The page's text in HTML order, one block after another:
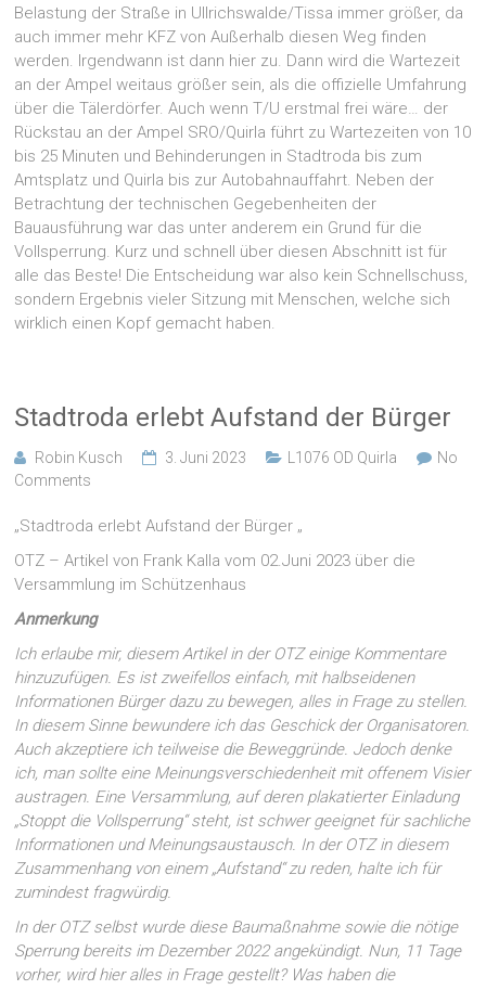
Belastung der Straße in Ullrichswalde/Tissa immer größer, da
auch immer mehr KFZ von Außerhalb diesen Weg finden
werden. Irgendwann ist dann hier zu. Dann wird die Wartezeit
an der Ampel weitaus größer sein, als die offizielle Umfahrung
über die Tälerdörfer. Auch wenn T/U erstmal frei wäre… der
Rückstau an der Ampel SRO/Quirla führt zu Wartezeiten von 10
bis 25 Minuten und Behinderungen in Stadtroda bis zum
Amtsplatz und Quirla bis zur Autobahnauffahrt. Neben der
Betrachtung der technischen Gegebenheiten der
Bauausführung war das unter anderem ein Grund für die
Vollsperrung. Kurz und schnell über diesen Abschnitt ist für
alle das Beste! Die Entscheidung war also kein Schnellschuss,
sondern Ergebnis vieler Sitzung mit Menschen, welche sich
wirklich einen Kopf gemacht haben.
Stadtroda erlebt Aufstand der Bürger
Robin Kusch 3. Juni 2023 L1076 OD Quirla
No
Comments
„Stadtroda erlebt Aufstand der Bürger „
OTZ – Artikel von Frank Kalla vom 02.Juni 2023 über die
Versammlung im Schützenhaus
Anmerkung
Ich erlaube mir, diesem Artikel in der OTZ einige Kommentare
hinzuzufügen. Es ist zweifellos einfach, mit halbseidenen
Informationen Bürger dazu zu bewegen, alles in Frage zu stellen.
In diesem Sinne bewundere ich das Geschick der Organisatoren.
Auch akzeptiere ich teilweise die Beweggründe. Jedoch denke
ich, man sollte eine Meinungsverschiedenheit mit offenem Visier
austragen. Eine Versammlung, auf deren plakatierter Einladung
„Stoppt die Vollsperrung“ steht, ist schwer geeignet für sachliche
Informationen und Meinungsaustausch. In der OTZ in diesem
Zusammenhang von einem „Aufstand“ zu reden, halte ich für
zumindest fragwürdig.
In der OTZ selbst wurde diese Baumaßnahme sowie die nötige
Sperrung bereits im Dezember 2022 angekündigt. Nun, 11 Tage
vorher, wird hier alles in Frage gestellt? Was haben die